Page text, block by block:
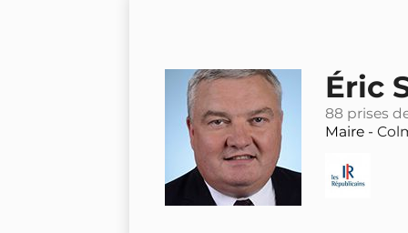
Éric
88 prises
Maire -